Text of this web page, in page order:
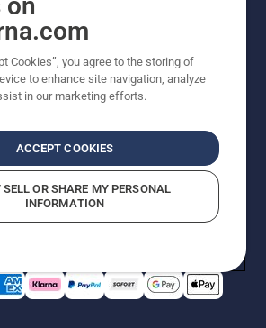
(publ). Alle Rechte vorbehalten.
Irrtümer, Text- und Satzfehler sind
den Preisangaben handelt es sich um
in Euro inkl. der
(inkl. MwSt), es sei
für den direkten Kauf verfügbar.
NutzungsbedingungenAGBs
ImpressumVermutete Verstöße melden
Cookies”, you agree to the storing of
to enhance site navigation, analyze
in our marketing efforts.
ACCEPT COOKIES
SELL OR SHARE MY PERSONAL
INFORMATION